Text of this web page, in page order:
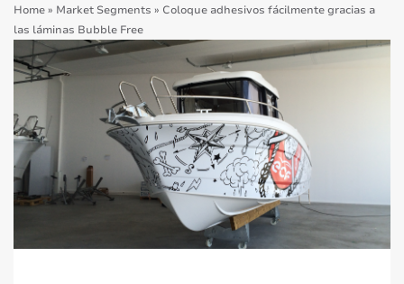
Home» Market Segments » Coloque adhesivos fácilmente gracias a
las láminas Bubble Free